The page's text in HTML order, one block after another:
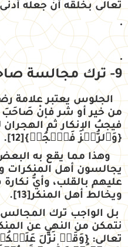
تعالى بخلقه أنْ جعله
9- ترك مجالسة صاحب المنكر:
الجلوس يعتبر علامة
من خير أو شر فإنْ صَاحَبَ
فيجبُ الإنكار ثم
{وَٱلرُّجۡزَ فَٱهۡجُرۡ}
[12]
.
وهذا مما يقع به
يجالسون أهل المنكرات
عليهم بالقلب، وأيُّ
ويخالط أهل المنكر[13]
.
بل الواجب ترك
نتمكن من النهي عن
تعالى:{وَقَدۡ نَزَّلَ